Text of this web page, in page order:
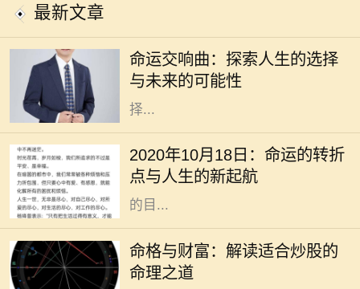
最新文章
命运交响曲：探索人生的选择
与未来的可能性
到迷茫，甚至对未来充满了担忧。电
影《命运交响曲》通过一段跌宕起伏
的故事，引导观众深入思考人生的选
择...
2020年10月18日：命运的转折
点与人生的新起航
2020年10月18日，作为一个看似普
通的日子，却在不知不觉中成了许多
人生活的转折点。在这个时代高速发
展的背景下，我们总是忙于追逐眼前
的目...
命格与财富：解读适合炒股的
命理之道
在现代社会，股市作为一种重要的投
资方式，吸引了越来越多的人参与。
然而，炒股不仅仅是简单地买入和卖
出，更是与个人的命理息息相关。许